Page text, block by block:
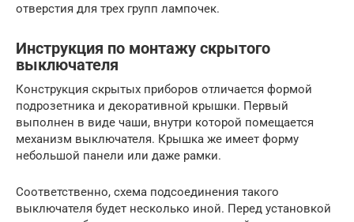
отверстия для трех групп лампочек.
Инструкция по монтажу скрытого
выключателя
Конструкция скрытых приборов отличается формой
подрозетника и декоративной крышки. Первый
выполнен в виде чаши, внутри которой помещается
механизм выключателя. Крышка же имеет форму
небольшой панели или даже рамки.
Соответственно, схема подсоединения такого
выключателя будет несколько иной. Перед установкой